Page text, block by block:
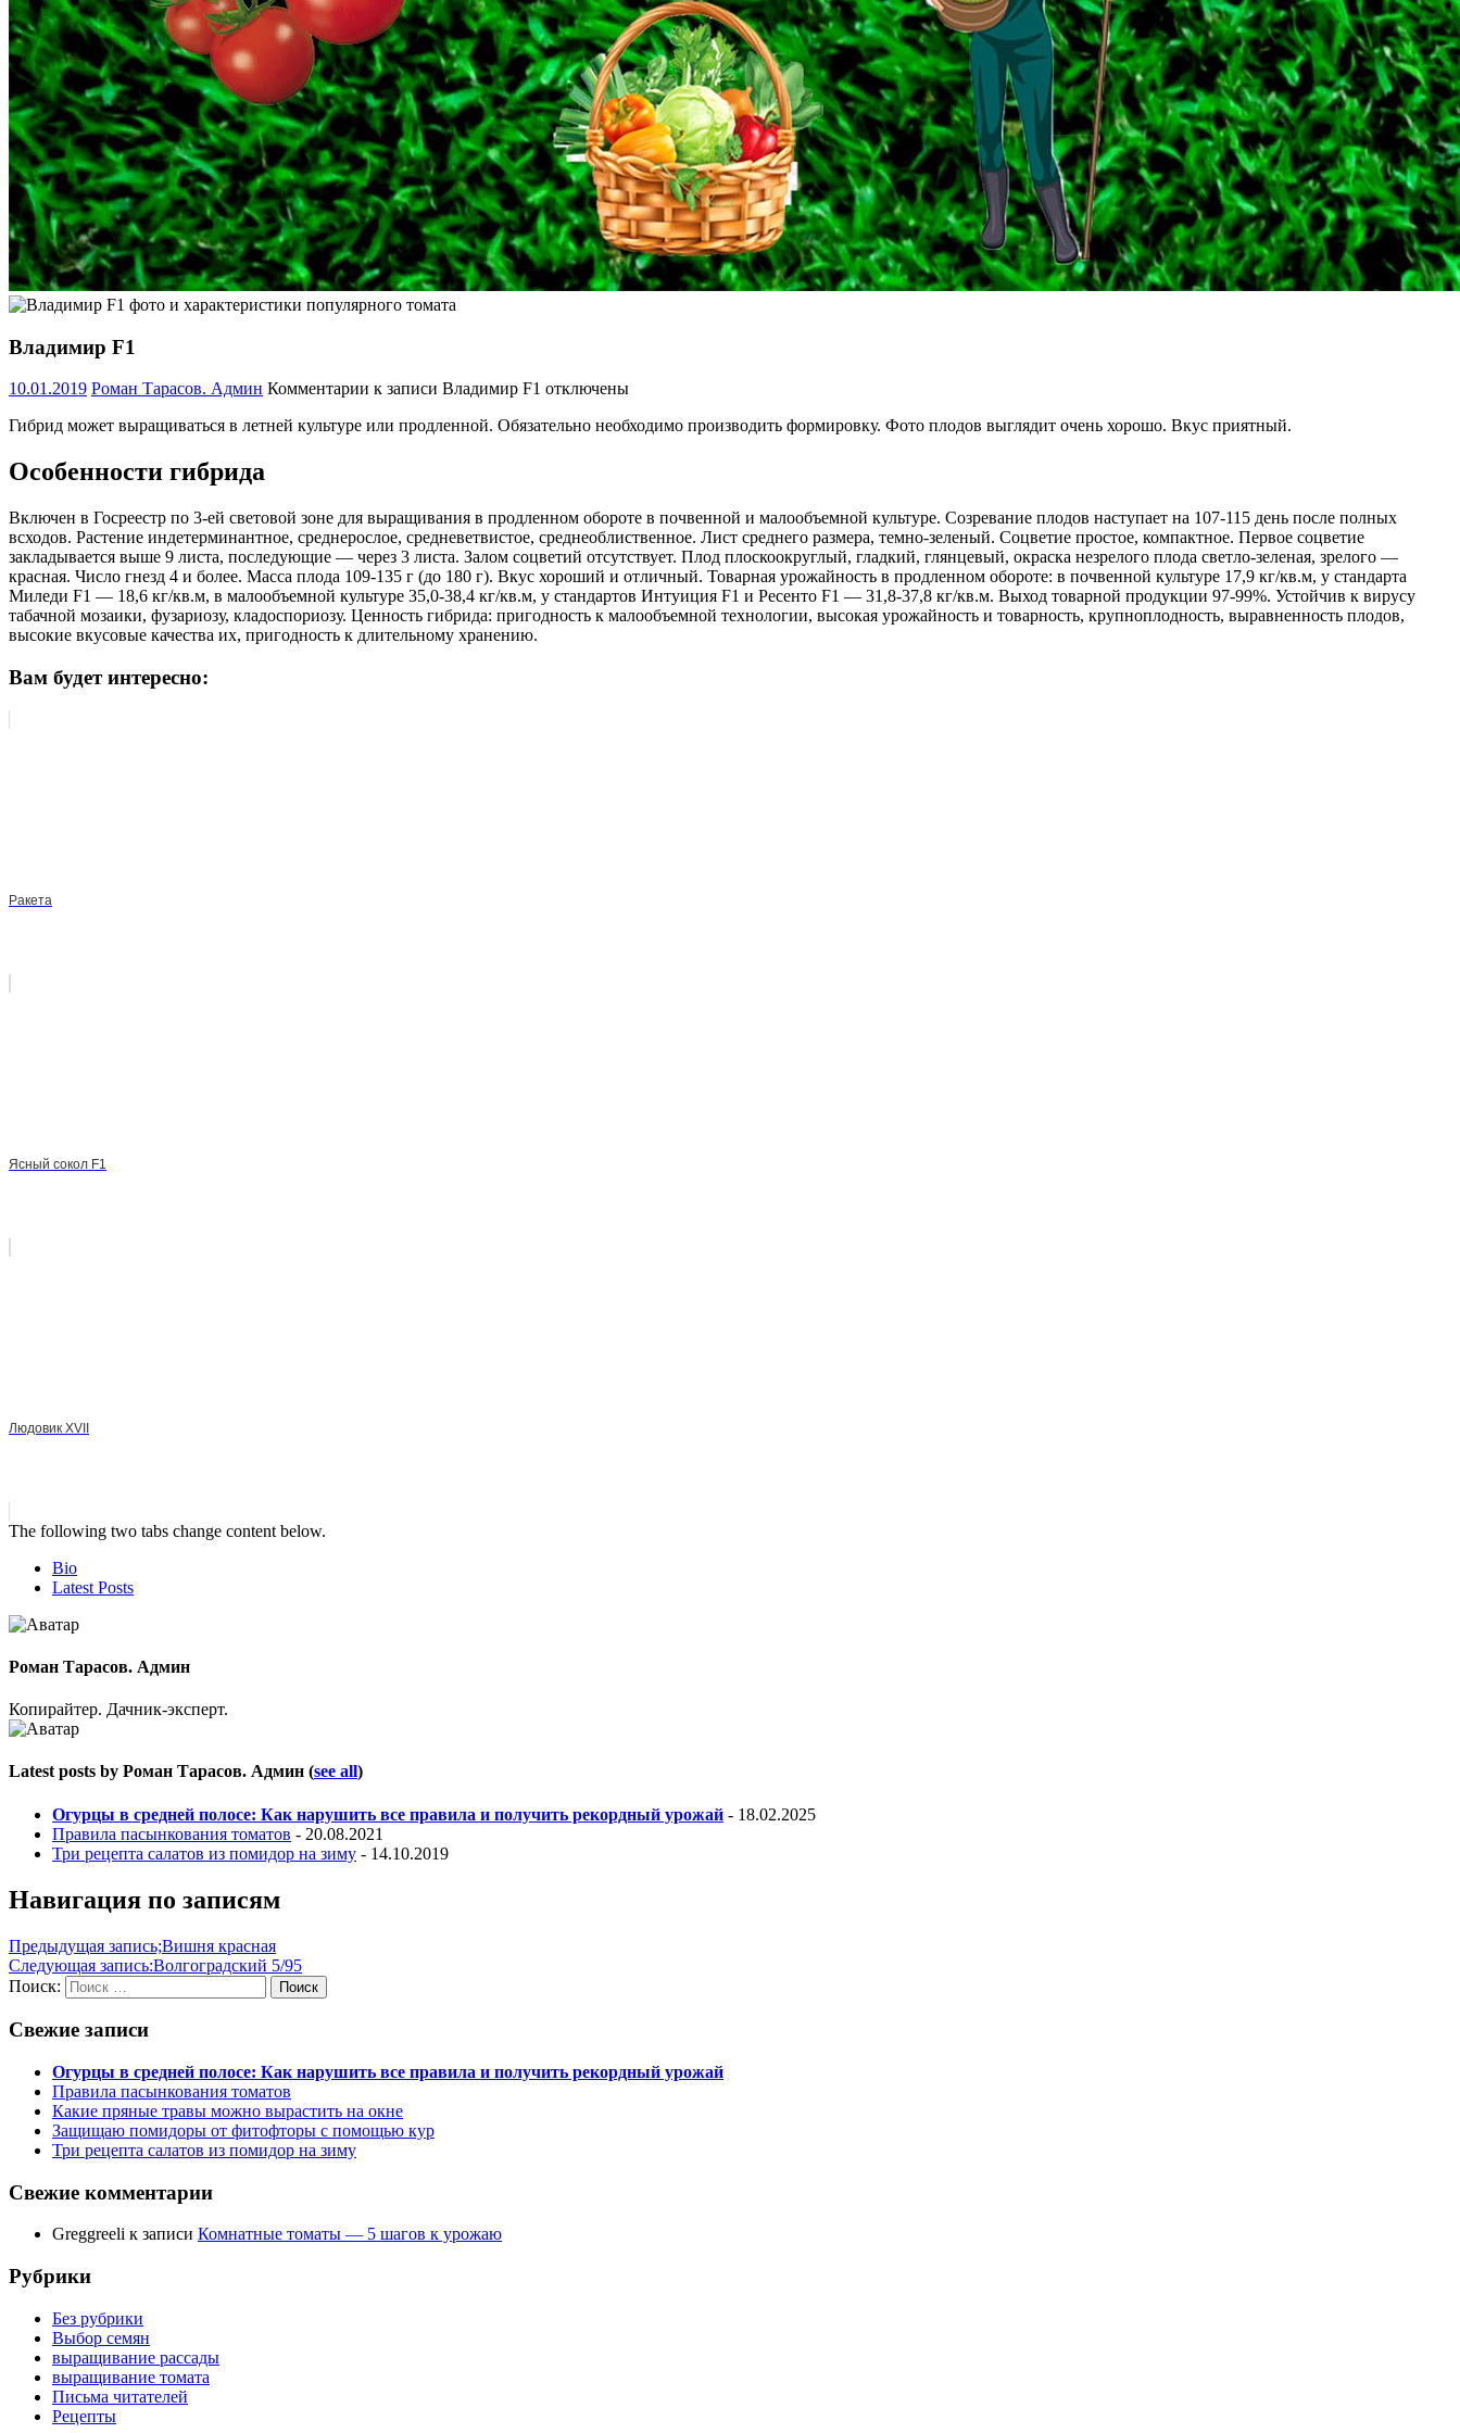
Владимир F1
10.01.2019 Роман Тарасов. Админ Комментарии к записи Владимир F1 отключены
Гибрид может выращиваться в летней культуре или продленной. Обязательно необходимо производить формировку. Фото плодов выглядит очень хорошо. Вкус приятный.
Особенности гибрида
Включен в Госреестр по 3-ей световой зоне для выращивания в продленном обороте в почвенной и малообъемной культуре. Созревание плодов наступает на 107-115 день после полных
всходов. Растение индетерминантное, среднерослое, средневетвистое, среднеоблиственное. Лист среднего размера, темно-зеленый. Соцветие простое, компактное. Первое соцветие
закладывается выше 9 листа, последующие — через 3 листа. Залом соцветий отсутствует. Плод плоскоокруглый, гладкий, глянцевый, окраска незрелого плода светло-зеленая, зрелого —
красная. Число гнезд 4 и более. Масса плода 109-135 г (до 180 г). Вкус хороший и отличный. Товарная урожайность в продленном обороте: в почвенной культуре 17,9 кг/кв.м, у стандарта
Миледи F1 — 18,6 кг/кв.м, в малообъемной культуре 35,0-38,4 кг/кв.м, у стандартов Интуиция F1 и Ресенто F1 — 31,8-37,8 кг/кв.м. Выход товарной продукции 97-99%. Устойчив к вирусу
табачной мозаики, фузариозу, кладоспориозу. Ценность гибрида: пригодность к малообъемной технологии, высокая урожайность и товарность, крупноплодность, выравненность плодов,
высокие вкусовые качества их, пригодность к длительному хранению.
Вам будет интересно:
Ракета
Ясный сокол F1
Людовик XVII
The following two tabs change content below.
Bio
Latest Posts
Роман Тарасов. Админ
Копирайтер. Дачник-эксперт.
Latest posts by Роман Тарасов. Админ (see all)
Огурцы в средней полосе: Как нарушить все правила и получить рекордный урожай - 18.02.2025
Правила пасынкования томатов - 20.08.2021
Три рецепта салатов из помидор на зиму - 14.10.2019
Навигация по записям
Предыдущая запись;Вишня красная
Следующая запись:Волгоградский 5/95
Поиск:
Поиск
Свежие записи
Огурцы в средней полосе: Как нарушить все правила и получить рекордный урожай
Правила пасынкования томатов
Какие пряные травы можно вырастить на окне
Защищаю помидоры от фитофторы с помощью кур
Три рецепта салатов из помидор на зиму
Свежие комментарии
Greggreeli к записи Комнатные томаты — 5 шагов к урожаю
Рубрики
Без рубрики
Выбор семян
выращивание рассады
выращивание томата
Письма читателей
Рецепты